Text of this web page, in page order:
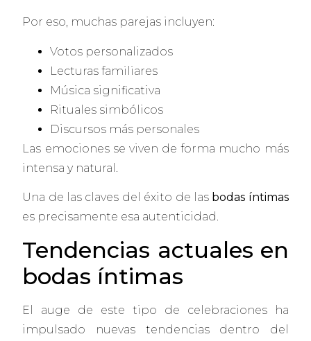
Por eso, muchas parejas incluyen:
Votos personalizados
Lecturas familiares
Música significativa
Rituales simbólicos
Discursos más personales
Las emociones se viven de forma mucho más
intensa y natural.
Una de las claves del éxito de las bodas íntimas
es precisamente esa autenticidad.
Tendencias actuales en
bodas íntimas
El auge de este tipo de celebraciones ha
impulsado nuevas tendencias dentro del